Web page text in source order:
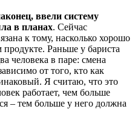
ввели систему
в планах. Сейчас
к тому, насколько хорошо
Раньше у бариста
человека в паре: смена
от того, кто как
Я считаю, что это
работает, чем больше
– тем больше у него должна